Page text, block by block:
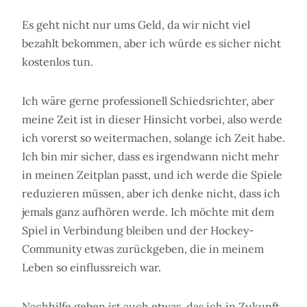
Es geht nicht nur ums Geld, da wir nicht viel
bezahlt bekommen, aber ich würde es sicher nicht
kostenlos tun.
Ich wäre gerne professionell Schiedsrichter, aber
meine Zeit ist in dieser Hinsicht vorbei, also werde
ich vorerst so weitermachen, solange ich Zeit habe.
Ich bin mir sicher, dass es irgendwann nicht mehr
in meinen Zeitplan passt, und ich werde die Spiele
reduzieren müssen, aber ich denke nicht, dass ich
jemals ganz aufhören werde. Ich möchte mit dem
Spiel in Verbindung bleiben und der Hockey-
Community etwas zurückgeben, die in meinem
Leben so einflussreich war.